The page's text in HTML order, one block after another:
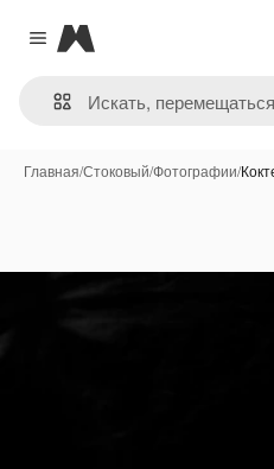
Close menu
Magnific
Главная/Стоковый/Фотографии/